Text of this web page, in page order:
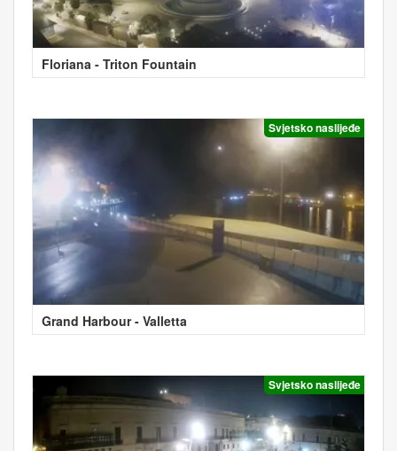
Floriana - Triton Fountain
Svjetsko naslijeđe
Grand Harbour - Valletta
Svjetsko naslijeđe